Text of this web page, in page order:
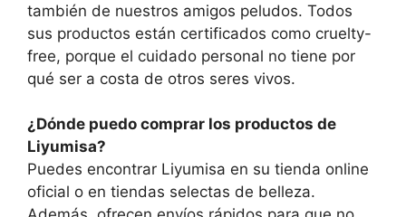
también de nuestros amigos peludos. Todos
sus productos están certificados como cruelty-
free, porque el cuidado personal no tiene por
qué ser a costa de otros seres vivos.
¿Dónde puedo comprar los productos de
Liyumisa?
Puedes encontrar Liyumisa en su tienda online
oficial o en tiendas selectas de belleza.